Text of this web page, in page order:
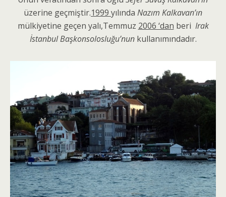
üzerine geçmiştir.1999 yılında Nazım Kalkavan’ın
mülkiyetine geçen yalı,Temmuz 2006 ‘dan beri Irak
İstanbul Başkonsolosluğu’nun kullanımındadır.